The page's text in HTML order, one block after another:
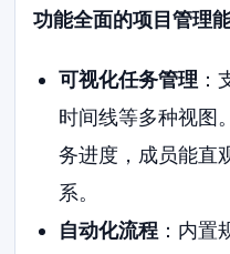
功能全面的项目管理
可视化任务管理 ：
时间线等多种视图
务进度，成员能直
系。
自动化流程：内置